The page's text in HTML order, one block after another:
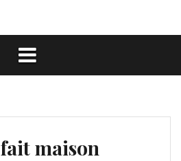
fait maison